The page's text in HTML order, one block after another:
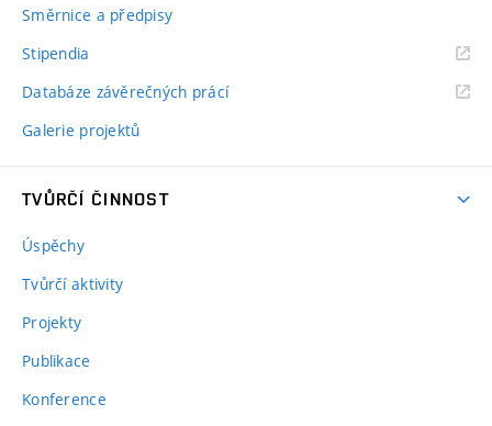
Směrnice a předpisy
Stipendia
Databáze závěrečných prácí
Galerie projektů
TVŮRČÍ ČINNOST
Úspěchy
Tvůrčí aktivity
Projekty
Publikace
Konference